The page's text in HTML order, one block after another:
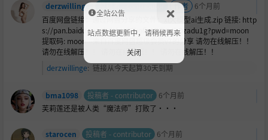
derzwillinge 投稿者 - contributor 作者
6个月前
百度网盘链接：通过网盘分享的文件：xl大模型ai生成.zip 链接: http
s://pan.baidu.com/s/1kUEFhofigMVTG4bDzadu1g?pwd=moon
提取码: moon --来自百度网盘超级会员v7的分享 请勿在线解压！！
请勿在线解压！！ 请勿在线解压！！ 请勿在线解压！！
derzwillinge: 链接从今天起算30天到期
bma1098 投稿者 - contributor 6个月前
芙莉莲还是被人类“魔法师”打败了···
starocen 投稿者 - contributor 6个月前
全站公告
站点数据更新中，请稍候再来
关闭